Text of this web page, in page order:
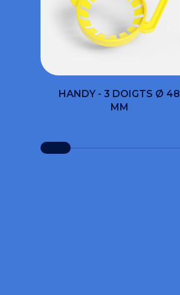
HANDY - 3 DOIGTS Ø 48
MM